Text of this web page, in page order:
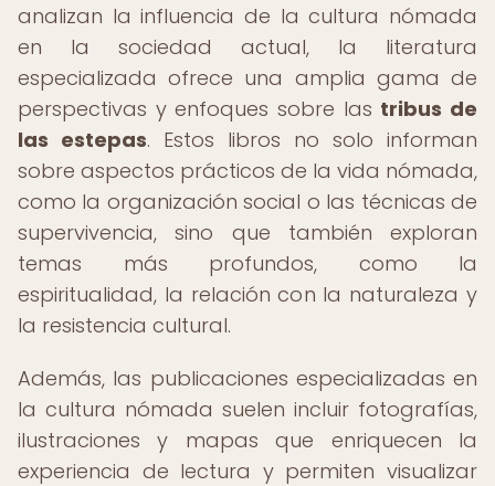
analizan la influencia de la cultura nómada
en la sociedad actual, la literatura
especializada ofrece una amplia gama de
perspectivas y enfoques sobre las tribus de
las estepas. Estos libros no solo informan
sobre aspectos prácticos de la vida nómada,
como la organización social o las técnicas de
supervivencia, sino que también exploran
temas más profundos, como la
espiritualidad, la relación con la naturaleza y
la resistencia cultural.
Además, las publicaciones especializadas en
la cultura nómada suelen incluir fotografías,
ilustraciones y mapas que enriquecen la
experiencia de lectura y permiten visualizar